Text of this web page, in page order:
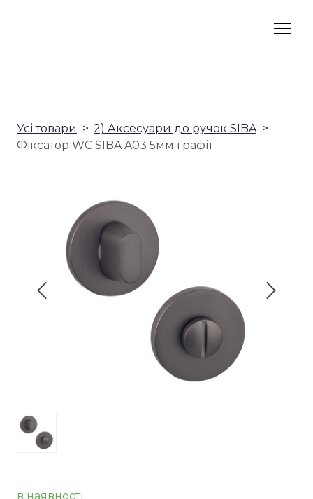
Усі товари
2) Аксесуари до ручок SIBA
Фіксатор WC SIBA A03 5мм графіт
в наявності